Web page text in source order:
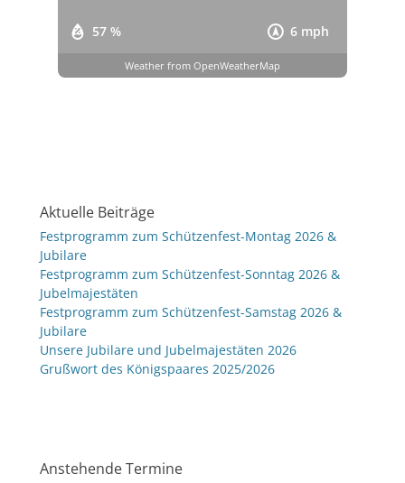
57 % 6 mph
Weather from OpenWeatherMap
Aktuelle Beiträge
Festprogramm zum Schützenfest-Montag 2026 &
Jubilare
Festprogramm zum Schützenfest-Sonntag 2026 &
Jubelmajestäten
Festprogramm zum Schützenfest-Samstag 2026 &
Jubilare
Unsere Jubilare und Jubelmajestäten 2026
Grußwort des Königspaares 2025/2026
Anstehende Termine